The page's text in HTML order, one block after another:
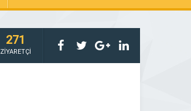
271
ZİYARETÇİ